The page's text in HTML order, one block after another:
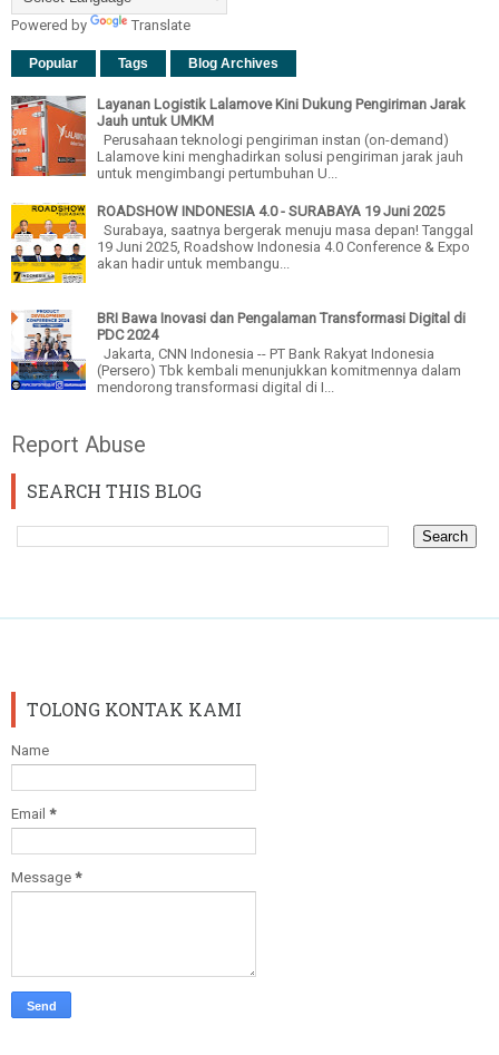
Powered by Translate
Popular Tags Blog Archives
Layanan Logistik Lalamove Kini Dukung Pengiriman Jarak
Jauh untuk UMKM
Perusahaan teknologi pengiriman instan (on-demand)
Lalamove kini menghadirkan solusi pengiriman jarak jauh
untuk mengimbangi pertumbuhan U...
ROADSHOW INDONESIA 4.0 - SURABAYA 19 Juni 2025
Surabaya, saatnya bergerak menuju masa depan! Tanggal
19 Juni 2025, Roadshow Indonesia 4.0 Conference & Expo
akan hadir untuk membangu...
BRI Bawa Inovasi dan Pengalaman Transformasi Digital di
PDC 2024
Jakarta, CNN Indonesia -- PT Bank Rakyat Indonesia
(Persero) Tbk kembali menunjukkan komitmennya dalam
mendorong transformasi digital di I...
Report Abuse
SEARCH THIS BLOG
TOLONG KONTAK KAMI
Name
Email *
Message *